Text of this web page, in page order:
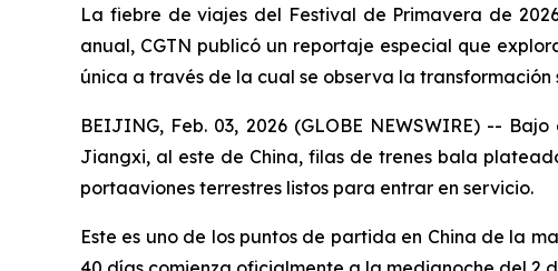
La fiebre de viajes del Festival de Primavera de
anual, CGTN publicó un reportaje especial que
única a través de la cual se observa la transformación
BEIJING, Feb. 03, 2026 (GLOBE NEWSWIRE) --
Jiangxi, al este de China, filas de trenes bala
portaaviones terrestres listos para entrar en servicio.
Este es uno de los puntos de partida en China de la